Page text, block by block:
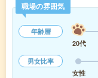
職場の雰囲気
年齢層
20代
男女比率
女性